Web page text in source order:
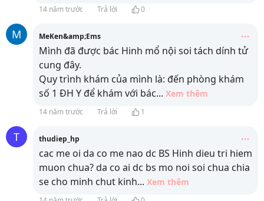
14 năm trước Trả lời 0
M MeKen&amp;Ems
Mình đã được bác Hinh mổ nội soi tách dính tử
cung đây.
Quy trình khám của mình là: đến phòng khám
số 1 ĐH Y để khám với bác... Xem thêm
14 năm trước Trả lời 1
T thudiep_hp
cac me oi da co me nao dc BS Hinh dieu tri hiem
muon chua? da co ai dc bs mo noi soi chua chia
se cho minh chut kinh... Xem thêm